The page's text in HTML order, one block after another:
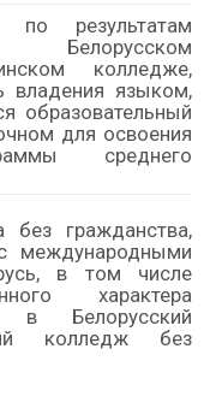
результатам
колледже,
владения языком,
образовательный
для освоения
среднего
без гражданства,
международными
в том числе
характера
в Белорусский
колледж без